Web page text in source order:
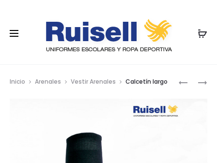
los
Inicio Arenales Vestir Arenales Calcetín largo